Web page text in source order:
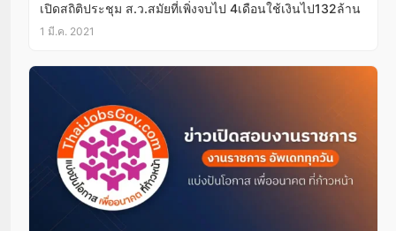
เปิดสถิติประชุม ส.ว.สมัยที่เพิ่งจบไป 4เดือนใช้เงินไป132ล้าน
1 มี.ค. 2021